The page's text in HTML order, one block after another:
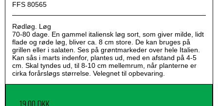
FFS 80565
Rødløg. Løg
70-80 dage. En gammel italiensk løg sort, som giver milde, lidt
flade og røde løg, bliver ca. 8 cm store. De kan bruges på
grillen eller i salaten. Ses på grøntmarkeder over hele Italien.
Kan sås i marts indenfor, plantes ud, med en afstand på 4-5
cm. Skal tyndes ud, til 8-10 cm mellemrum, når planterne er
cirka forårsløgs størrelse. Velegnet til opbevaring.